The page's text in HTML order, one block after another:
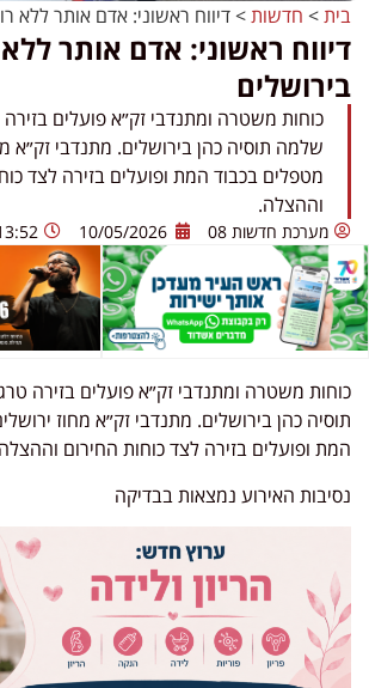
בית> חדשות>דיווח ראשוני: אדם אותר ללא
דיווח ראשוני: אדם אותר
בירושלים
כוחות משטרה ומתנדבי זק״א פועלים
שלמה תוסיה כהן בירושלים. מתנדבי זק״א
מטפלים בכבוד המת ופועלים בזירה לצד
וההצלה.
מערכת חדשות 08 10/05/2026
כוחות משטרה ומתנדבי זק״אפועלים בזירה
תוסיה כהן בירושלים. מתנדבי זק״א מחוז
המת ופועלים בזירה לצד כוחות החירום
נסיבות האירוע נמצאות בבדיקה